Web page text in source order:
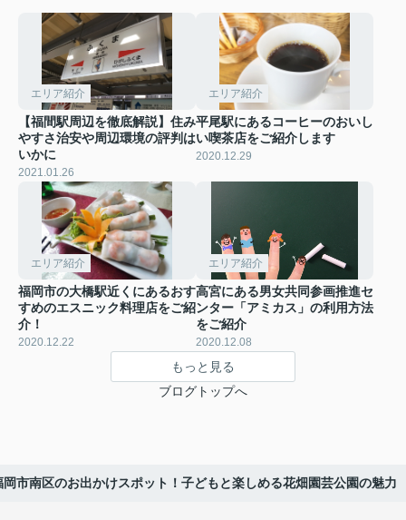
エリア紹介
【福間駅周辺を徹底解説】住み
やすさ治安や周辺環境の評判は
いかに
2021.01.26
エリア紹介
平尾駅にあるコーヒーのおいし
い喫茶店をご紹介します
2020.12.29
エリア紹介
福岡市の大橋駅近くにあるおす
すめのエスニック料理店をご紹
介！
2020.12.22
エリア紹介
高宮にある男女共同参画推進セ
ンター「アミカス」の利用方法
をご紹介
2020.12.08
もっと見る
ブログトップへ
岡市南区のお出かけスポット！子どもと楽しめる花畑園芸公園の魅力